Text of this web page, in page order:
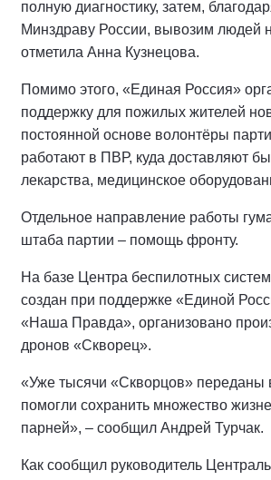
полную диагностику, затем,
Минздраву России, вывозим людей
отметила Анна Кузнецова.
Помимо этого, «Единая Россия»
поддержку для пожилых жителей
постоянной основе волонтёры
работают в ПВР, куда доставляют
лекарства, медицинское
Отдельное направление работы
штаба партии – помощь фронту.
На базе Центра беспилотных
создан при поддержке «Единой
«Наша Правда», организовано
дронов «Скворец».
«Уже тысячи «Скворцов» переданы
помогли сохранить множество
парней», – сообщил Андрей Турчак.
Как сообщил руководитель